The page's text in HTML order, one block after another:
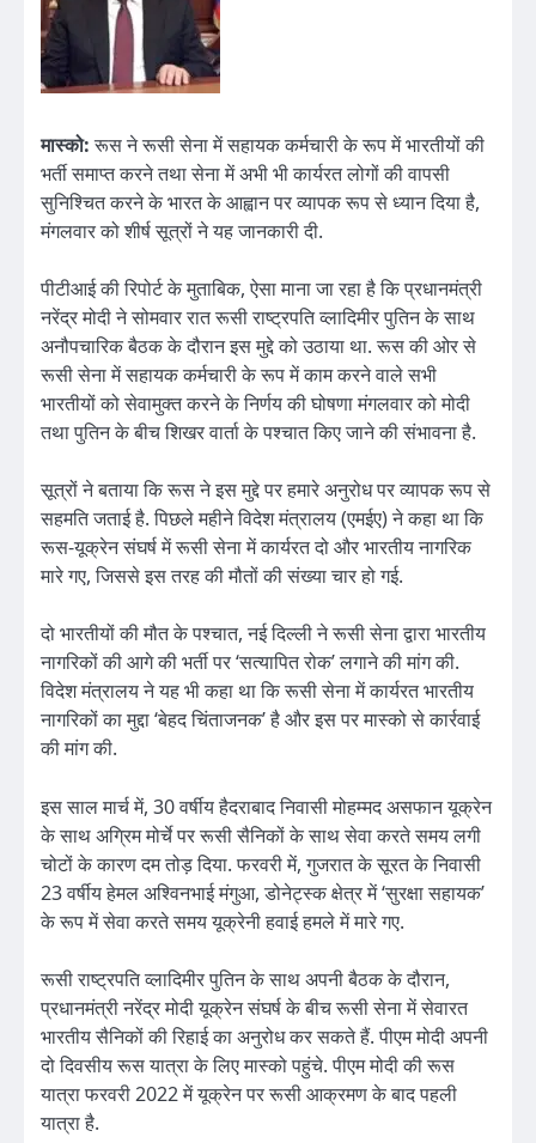
मास्को:रूस ने रूसी सेना में सहायक कर्मचारी के रूप में भारतीयों की
भर्ती समाप्त करने तथा सेना में अभी भी कार्यरत लोगों की वापसी
सुनिश्चित करने के भारत के आह्वान पर व्यापक रूप से ध्यान दिया है,
मंगलवार को शीर्ष सूत्रों ने यह जानकारी दी.
पीटीआई की रिपोर्ट के मुताबिक, ऐसा माना जा रहा है कि प्रधानमंत्री
नरेंद्र मोदी ने सोमवार रात रूसी राष्ट्रपति व्लादिमीर पुतिन के साथ
अनौपचारिक बैठक के दौरान इस मुद्दे को उठाया था. रूस की ओर से
रूसी सेना में सहायक कर्मचारी के रूप में काम करने वाले सभी
भारतीयों को सेवामुक्त करने के निर्णय की घोषणा मंगलवार को मोदी
तथा पुतिन के बीच शिखर वार्ता के पश्चात किए जाने की संभावना है.
सूत्रों ने बताया कि रूस ने इस मुद्दे पर हमारे अनुरोध पर व्यापक रूप से
सहमति जताई है. पिछले महीने विदेश मंत्रालय (एमईए) ने कहा था कि
रूस-यूक्रेन संघर्ष में रूसी सेना में कार्यरत दो और भारतीय नागरिक
मारे गए, जिससे इस तरह की मौतों की संख्या चार हो गई.
दो भारतीयों की मौत के पश्चात, नई दिल्ली ने रूसी सेना द्वारा भारतीय
नागरिकों की आगे की भर्ती पर ‘सत्यापित रोक’ लगाने की मांग की.
विदेश मंत्रालय ने यह भी कहा था कि रूसी सेना में कार्यरत भारतीय
नागरिकों का मुद्दा ‘बेहद चिंताजनक’ है और इस पर मास्को से कार्रवाई
की मांग की.
इस साल मार्च में, 30 वर्षीय हैदराबाद निवासी मोहम्मद असफान यूक्रेन
के साथ अग्रिम मोर्चे पर रूसी सैनिकों के साथ सेवा करते समय लगी
चोटों के कारण दम तोड़ दिया. फरवरी में, गुजरात के सूरत के निवासी
23 वर्षीय हेमल अश्विनभाई मंगुआ, डोनेट्स्क क्षेत्र में ‘सुरक्षा सहायक’
के रूप में सेवा करते समय यूक्रेनी हवाई हमले में मारे गए.
रूसी राष्ट्रपति व्लादिमीर पुतिन के साथ अपनी बैठक के दौरान,
प्रधानमंत्री नरेंद्र मोदी यूक्रेन संघर्ष के बीच रूसी सेना में सेवारत
भारतीय सैनिकों की रिहाई का अनुरोध कर सकते हैं. पीएम मोदी अपनी
दो दिवसीय रूस यात्रा के लिए मास्को पहुंचे. पीएम मोदी की रूस
यात्रा फरवरी 2022 में यूक्रेन पर रूसी आक्रमण के बाद पहली
यात्रा है.